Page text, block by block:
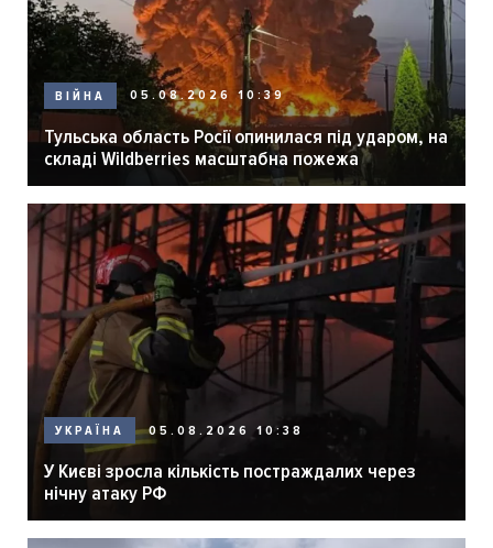
ВІЙНА 05.08.2026 10:39
Тульська область Росії опинилася під ударом, на
складі Wildberries масштабна пожежа
УКРАЇНА 05.08.2026 10:38
У Києві зросла кількість постраждалих через
нічну атаку РФ